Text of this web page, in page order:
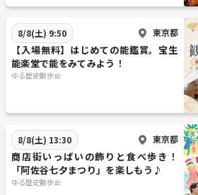
8/8(土) 9:50 東京都
【入場無料】はじめての能鑑賞。宝生
能楽堂で能をみてみよう！
ゆる歴史散歩会
8/8(土) 13:30 東京都
商店街いっぱいの飾りと食べ歩き！
「阿佐谷七夕まつり」を楽しもう♪
ゆる歴史散歩会